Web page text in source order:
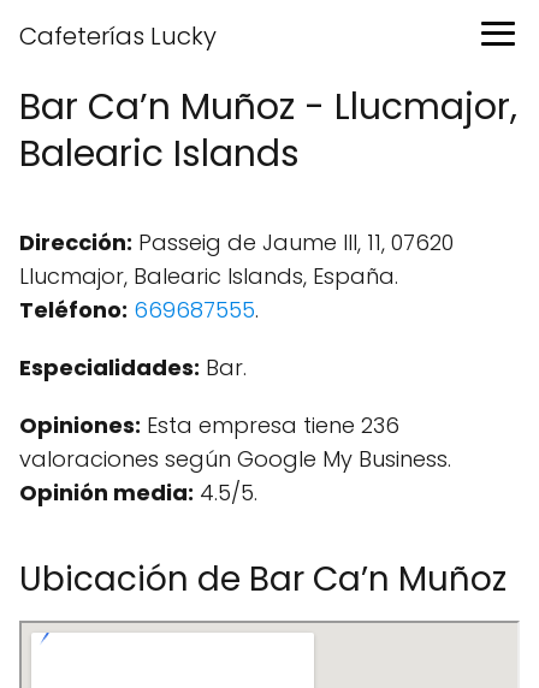
Cafeterías Lucky
Bar Ca’n Muñoz - Llucmajor,
Balearic Islands
Dirección: Passeig de Jaume III, 11, 07620
Llucmajor, Balearic Islands, España.
Teléfono: 669687555.
Especialidades: Bar.
Opiniones: Esta empresa tiene 236
valoraciones según Google My Business.
Opinión media: 4.5/5.
Ubicación de Bar Ca’n Muñoz